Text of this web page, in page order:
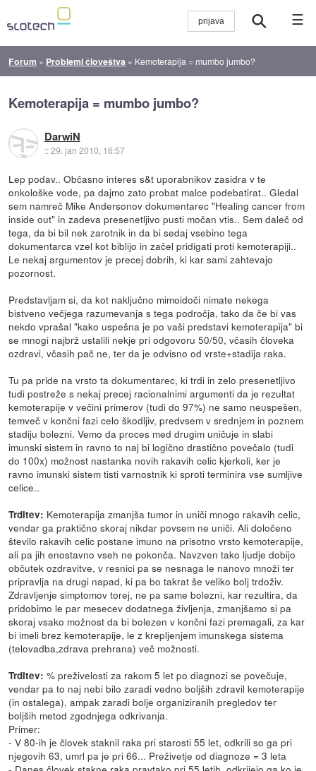
☰
Forum » Problemi človeštva » Kemoterapija = mumbo jumbo?
Kemoterapija = mumbo jumbo?
DarwiN
::29. jan 2010, 16:57
Lep podav.. Občasno interes s&t uporabnikov zasidra v te
onkološke vode, pa dajmo zato probat malce podebatirat.. Gledal
sem namreč Mike Andersonov dokumentarec "Healing cancer from
inside out" in zadeva presenetljivo pusti močan vtis.. Sem daleč od
tega, da bi bil nek zarotnik in da bi sedaj vsebino tega
dokumentarca vzel kot biblijo in začel pridigati proti kemoterapiji..
Le nekaj argumentov je precej dobrih, ki kar sami zahtevajo
pozornost.
Predstavljam si, da kot naključno mimoidoči nimate nekega
bistveno večjega razumevanja s tega področja, tako da če bi vas
nekdo vprašal "kako uspešna je po vaši predstavi kemoterapija" bi
se mnogi najbrž ustalili nekje pri odgovoru 50/50, včasih človeka
ozdravi, včasih pač ne, ter da je odvisno od vrste+stadija raka.
Tu pa pride na vrsto ta dokumentarec, ki trdi in zelo presenetljivo
tudi postreže s nekaj precej racionalnimi argumenti da je rezultat
kemoterapije v večini primerov (tudi do 97%) ne samo neuspešen,
temveč v končni fazi celo škodljiv, predvsem v srednjem in poznem
stadiju bolezni. Vemo da proces med drugim uničuje in slabi
imunski sistem in ravno to naj bi logično drastično povečalo (tudi
do 100x) možnost nastanka novih rakavih celic kjerkoli, ker je
ravno imunski sistem tisti varnostnik ki sproti terminira vse sumljive
celice..
Trditev: Kemoterapija zmanjša tumor in uniči mnogo rakavih celic,
vendar ga praktično skoraj nikdar povsem ne uniči. Ali določeno
število rakavih celic postane imuno na prisotno vrsto kemoterapije,
ali pa jih enostavno vseh ne pokonča. Navzven tako ljudje dobijo
občutek ozdravitve, v resnici pa se nesnaga le nanovo množi ter
pripravlja na drugi napad, ki pa bo takrat še veliko bolj trdoživ.
Zdravljenje simptomov torej, ne pa same bolezni, kar rezultira, da
pridobimo le par mesecev dodatnega življenja, zmanjšamo si pa
skoraj vsako možnost da bi bolezen v končni fazi premagali, za kar
bi imeli brez kemoterapije, le z krepljenjem imunskega sistema
(telovadba,zdrava prehrana) več možnosti.
Trditev: % preživelosti za rakom 5 let po diagnozi se povečuje,
vendar pa to naj nebi bilo zaradi vedno boljših zdravil kemoterapije
(in ostalega), ampak zaradi bolje organiziranih pregledov ter
boljših metod zgodnjega odkrivanja.
Primer:
- V 80-ih je človek staknil raka pri starosti 55 let, odkrili so ga pri
njegovih 63, umrl pa je pri 66... Preživetje od diagnoze = 3 leta